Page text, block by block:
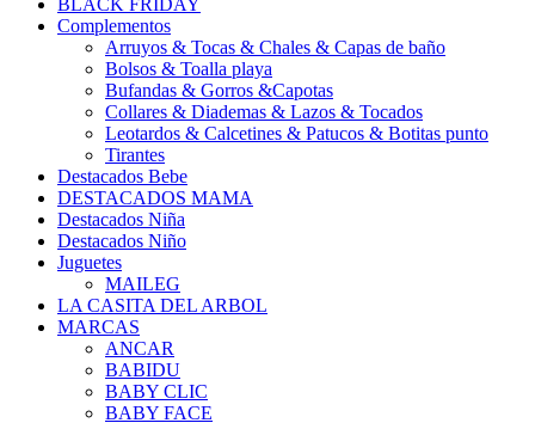
BLACK FRIDAY
Complementos
Arruyos & Tocas & Chales & Capas de baño
Bolsos & Toalla playa
Bufandas & Gorros &Capotas
Collares & Diademas & Lazos & Tocados
Leotardos & Calcetines & Patucos & Botitas punto
Tirantes
Destacados Bebe
DESTACADOS MAMA
Destacados Niña
Destacados Niño
Juguetes
MAILEG
LA CASITA DEL ARBOL
MARCAS
ANCAR
BABIDU
BABY CLIC
BABY FACE